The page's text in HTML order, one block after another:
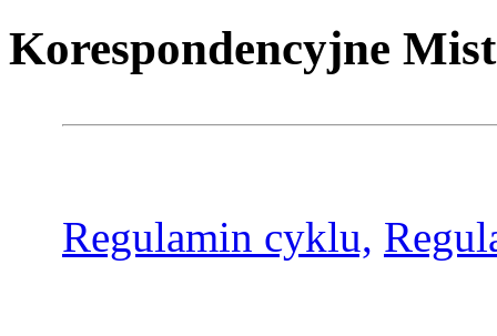
Korespondencyjne
Regulamin cyklu,